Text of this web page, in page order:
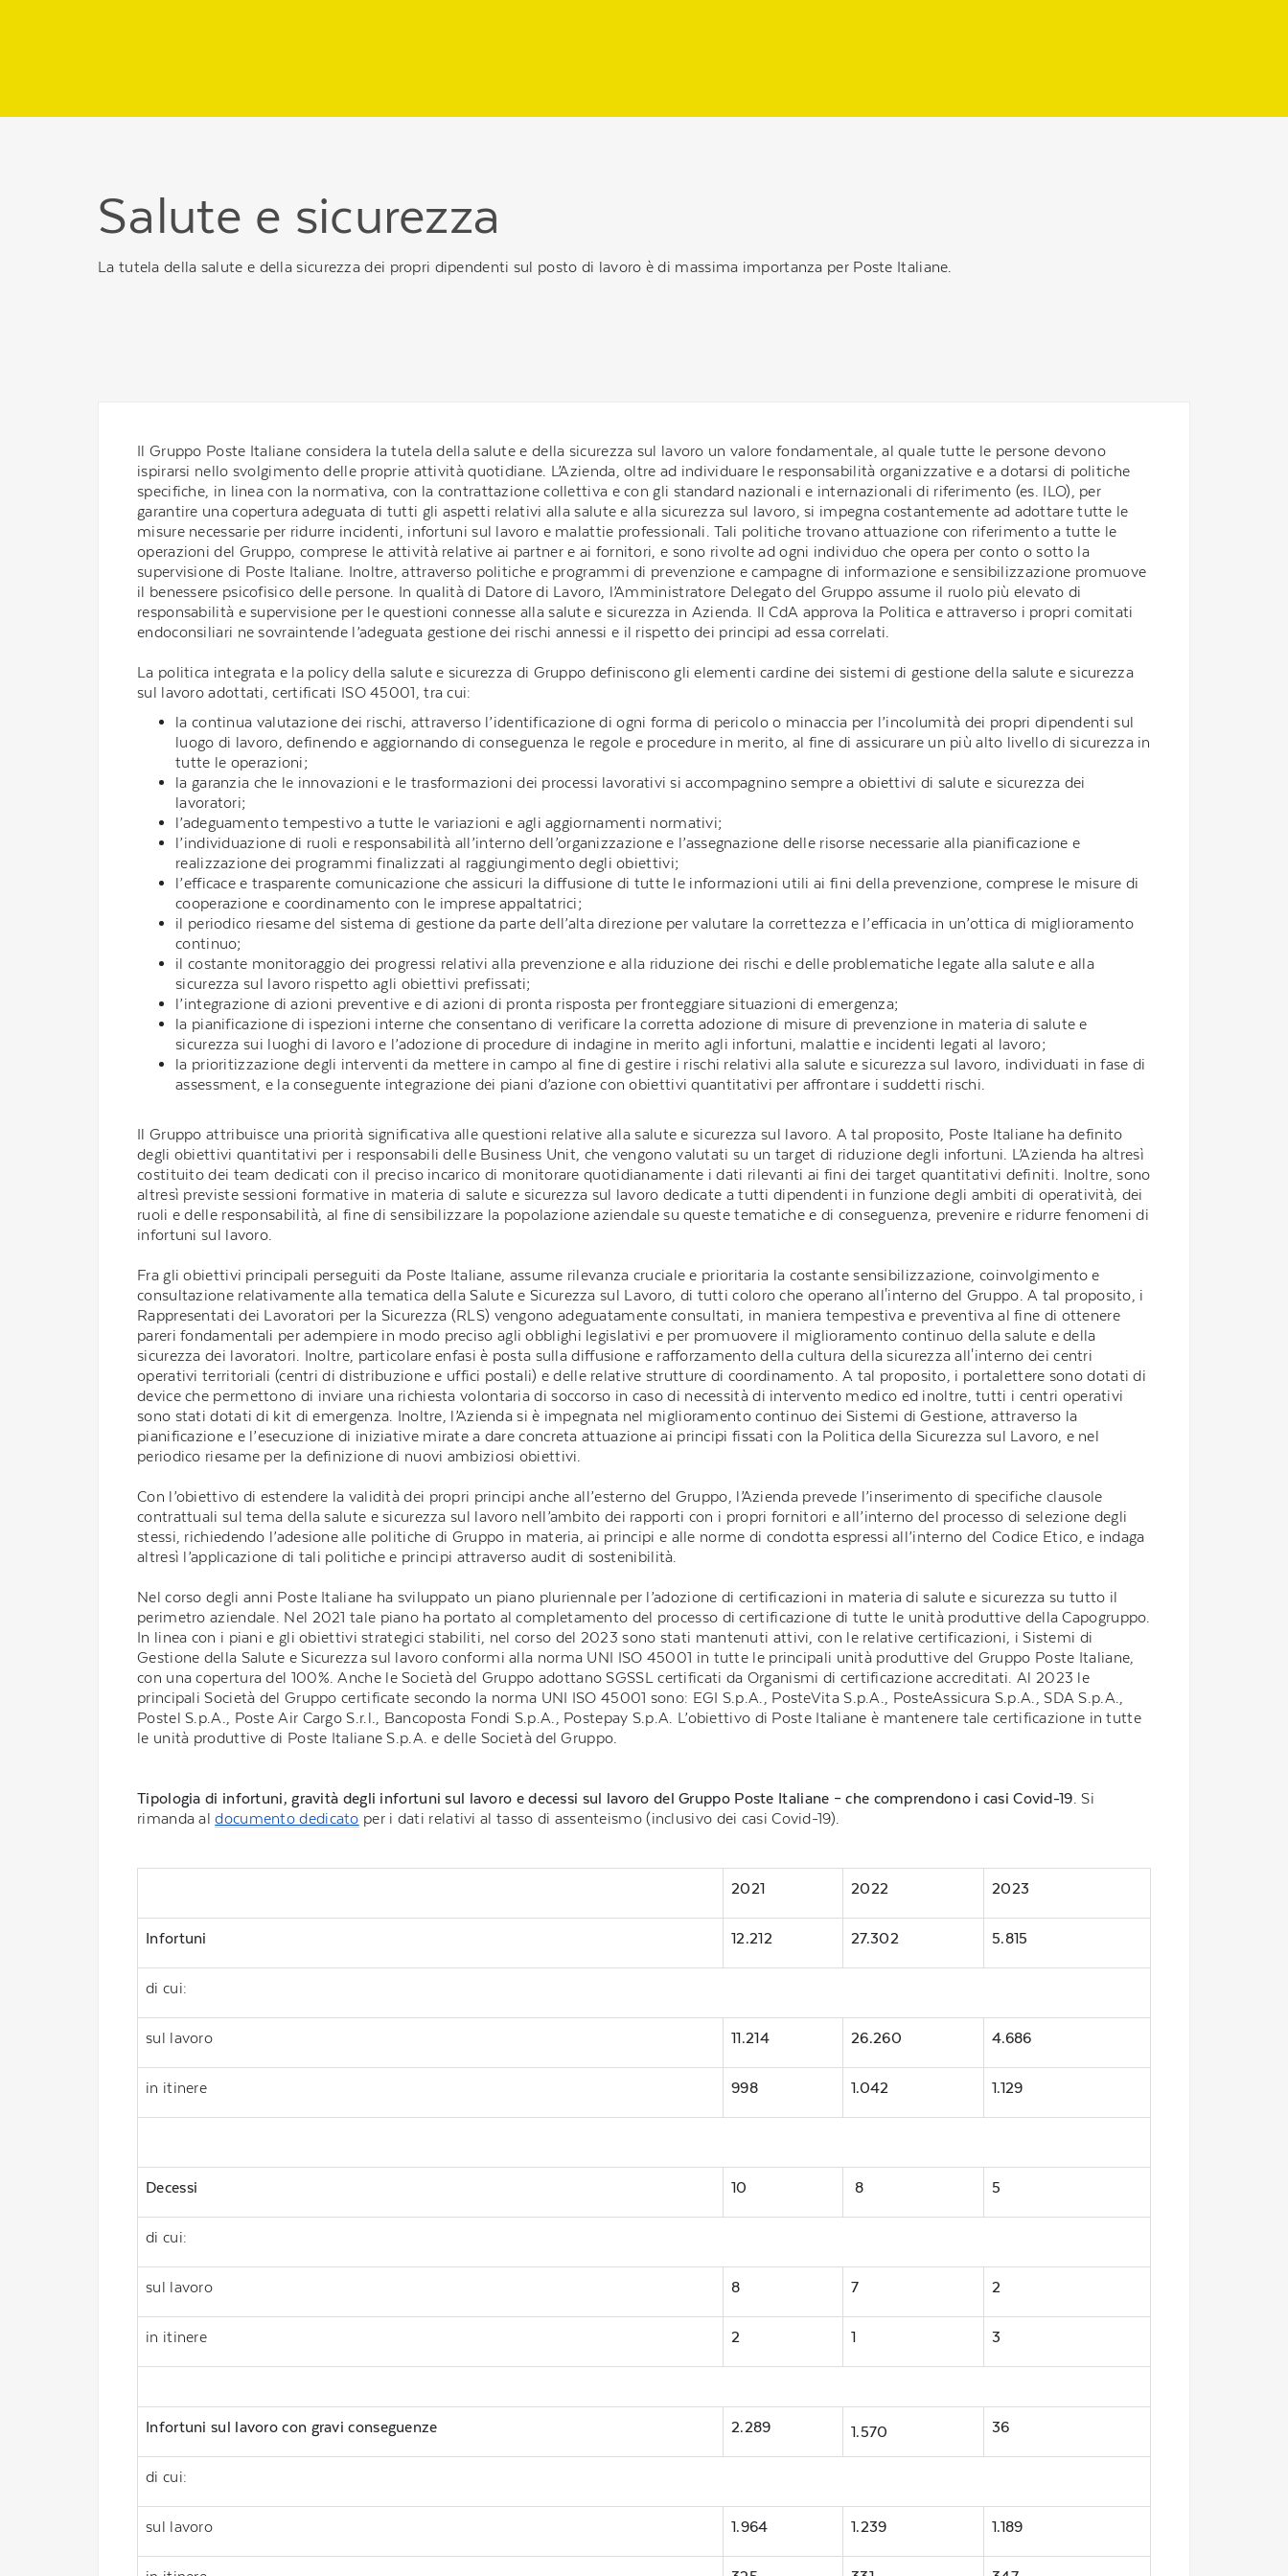
Salute e sicurezza
La tutela della salute e della sicurezza dei propri dipendenti sul posto di lavoro è di massima importanza per Poste Italiane.
Il Gruppo Poste Italiane considera la tutela della salute e della sicurezza sul lavoro un valore fondamentale, al quale tutte le persone devono
ispirarsi nello svolgimento delle proprie attività quotidiane. L’Azienda, oltre ad individuare le responsabilità organizzative e a dotarsi di politiche
specifiche, in linea con la normativa, con la contrattazione collettiva e con gli standard nazionali e internazionali di riferimento (es. ILO), per
garantire una copertura adeguata di tutti gli aspetti relativi alla salute e alla sicurezza sul lavoro, si impegna costantemente ad adottare tutte le
misure necessarie per ridurre incidenti, infortuni sul lavoro e malattie professionali. Tali politiche trovano attuazione con riferimento a tutte le
operazioni del Gruppo, comprese le attività relative ai partner e ai fornitori, e sono rivolte ad ogni individuo che opera per conto o sotto la
supervisione di Poste Italiane. Inoltre, attraverso politiche e programmi di prevenzione e campagne di informazione e sensibilizzazione promuove
il benessere psicofisico delle persone. In qualità di Datore di Lavoro, l’Amministratore Delegato del Gruppo assume il ruolo più elevato di
responsabilità e supervisione per le questioni connesse alla salute e sicurezza in Azienda. Il CdA approva la Politica e attraverso i propri comitati
endoconsiliari ne sovraintende l’adeguata gestione dei rischi annessi e il rispetto dei principi ad essa correlati.
La politica integrata e la policy della salute e sicurezza di Gruppo definiscono gli elementi cardine dei sistemi di gestione della salute e sicurezza
sul lavoro adottati, certificati ISO 45001, tra cui:
la continua valutazione dei rischi, attraverso l’identificazione di ogni forma di pericolo o minaccia per l’incolumità dei propri dipendenti sul
luogo di lavoro, definendo e aggiornando di conseguenza le regole e procedure in merito, al fine di assicurare un più alto livello di sicurezza in
tutte le operazioni;
la garanzia che le innovazioni e le trasformazioni dei processi lavorativi si accompagnino sempre a obiettivi di salute e sicurezza dei
lavoratori;
l’adeguamento tempestivo a tutte le variazioni e agli aggiornamenti normativi;
l’individuazione di ruoli e responsabilità all’interno dell’organizzazione e l’assegnazione delle risorse necessarie alla pianificazione e
realizzazione dei programmi finalizzati al raggiungimento degli obiettivi;
l’efficace e trasparente comunicazione che assicuri la diffusione di tutte le informazioni utili ai fini della prevenzione, comprese le misure di
cooperazione e coordinamento con le imprese appaltatrici;
il periodico riesame del sistema di gestione da parte dell’alta direzione per valutare la correttezza e l’efficacia in un’ottica di miglioramento
continuo;
il costante monitoraggio dei progressi relativi alla prevenzione e alla riduzione dei rischi e delle problematiche legate alla salute e alla
sicurezza sul lavoro rispetto agli obiettivi prefissati;
l’integrazione di azioni preventive e di azioni di pronta risposta per fronteggiare situazioni di emergenza;
la pianificazione di ispezioni interne che consentano di verificare la corretta adozione di misure di prevenzione in materia di salute e
sicurezza sui luoghi di lavoro e l’adozione di procedure di indagine in merito agli infortuni, malattie e incidenti legati al lavoro;
la prioritizzazione degli interventi da mettere in campo al fine di gestire i rischi relativi alla salute e sicurezza sul lavoro, individuati in fase di
assessment, e la conseguente integrazione dei piani d’azione con obiettivi quantitativi per affrontare i suddetti rischi.
Il Gruppo attribuisce una priorità significativa alle questioni relative alla salute e sicurezza sul lavoro. A tal proposito, Poste Italiane ha definito
degli obiettivi quantitativi per i responsabili delle Business Unit, che vengono valutati su un target di riduzione degli infortuni. L’Azienda ha altresì
costituito dei team dedicati con il preciso incarico di monitorare quotidianamente i dati rilevanti ai fini dei target quantitativi definiti. Inoltre, sono
altresì previste sessioni formative in materia di salute e sicurezza sul lavoro dedicate a tutti dipendenti in funzione degli ambiti di operatività, dei
ruoli e delle responsabilità, al fine di sensibilizzare la popolazione aziendale su queste tematiche e di conseguenza, prevenire e ridurre fenomeni di
infortuni sul lavoro.
Fra gli obiettivi principali perseguiti da Poste Italiane, assume rilevanza cruciale e prioritaria la costante sensibilizzazione, coinvolgimento e
consultazione relativamente alla tematica della Salute e Sicurezza sul Lavoro, di tutti coloro che operano all'interno del Gruppo. A tal proposito, i
Rappresentati dei Lavoratori per la Sicurezza (RLS) vengono adeguatamente consultati, in maniera tempestiva e preventiva al fine di ottenere
pareri fondamentali per adempiere in modo preciso agli obblighi legislativi e per promuovere il miglioramento continuo della salute e della
sicurezza dei lavoratori. Inoltre, particolare enfasi è posta sulla diffusione e rafforzamento della cultura della sicurezza all'interno dei centri
operativi territoriali (centri di distribuzione e uffici postali) e delle relative strutture di coordinamento. A tal proposito, i portalettere sono dotati di
device che permettono di inviare una richiesta volontaria di soccorso in caso di necessità di intervento medico ed inoltre, tutti i centri operativi
sono stati dotati di kit di emergenza. Inoltre, l’Azienda si è impegnata nel miglioramento continuo dei Sistemi di Gestione, attraverso la
pianificazione e l’esecuzione di iniziative mirate a dare concreta attuazione ai principi fissati con la Politica della Sicurezza sul Lavoro, e nel
periodico riesame per la definizione di nuovi ambiziosi obiettivi.
Con l’obiettivo di estendere la validità dei propri principi anche all’esterno del Gruppo, l’Azienda prevede l’inserimento di specifiche clausole
contrattuali sul tema della salute e sicurezza sul lavoro nell’ambito dei rapporti con i propri fornitori e all’interno del processo di selezione degli
stessi, richiedendo l’adesione alle politiche di Gruppo in materia, ai principi e alle norme di condotta espressi all’interno del Codice Etico, e indaga
altresì l’applicazione di tali politiche e principi attraverso audit di sostenibilità.
Nel corso degli anni Poste Italiane ha sviluppato un piano pluriennale per l’adozione di certificazioni in materia di salute e sicurezza su tutto il
perimetro aziendale. Nel 2021 tale piano ha portato al completamento del processo di certificazione di tutte le unità produttive della Capogruppo.
In linea con i piani e gli obiettivi strategici stabiliti, nel corso del 2023 sono stati mantenuti attivi, con le relative certificazioni, i Sistemi di
Gestione della Salute e Sicurezza sul lavoro conformi alla norma UNI ISO 45001 in tutte le principali unità produttive del Gruppo Poste Italiane,
con una copertura del 100%. Anche le Società del Gruppo adottano SGSSL certificati da Organismi di certificazione accreditati. Al 2023 le
principali Società del Gruppo certificate secondo la norma UNI ISO 45001 sono: EGI S.p.A., PosteVita S.p.A., PosteAssicura S.p.A., SDA S.p.A.,
Postel S.p.A., Poste Air Cargo S.r.l., Bancoposta Fondi S.p.A., Postepay S.p.A. L’obiettivo di Poste Italiane è mantenere tale certificazione in tutte
le unità produttive di Poste Italiane S.p.A. e delle Società del Gruppo.
Tipologia di infortuni, gravità degli infortuni sul lavoro e decessi sul lavoro del Gruppo Poste Italiane – che comprendono i casi Covid-19 . Si
rimanda aldocumento dedicato per i dati relativi al tasso di assenteismo (inclusivo dei casi Covid-19).
2021 2022 2023
Infortuni 12.212 27.302 5.815
di cui:
sul lavoro 11.214 26.260 4.686
in itinere 998 1.042 1.129
Decessi 10 8 5
di cui:
sul lavoro 8 7 2
in itinere 2 1 3
Infortuni sul lavoro con gravi conseguenze 2.289 1.570 36
di cui:
sul lavoro 1.964 1.239 1.189